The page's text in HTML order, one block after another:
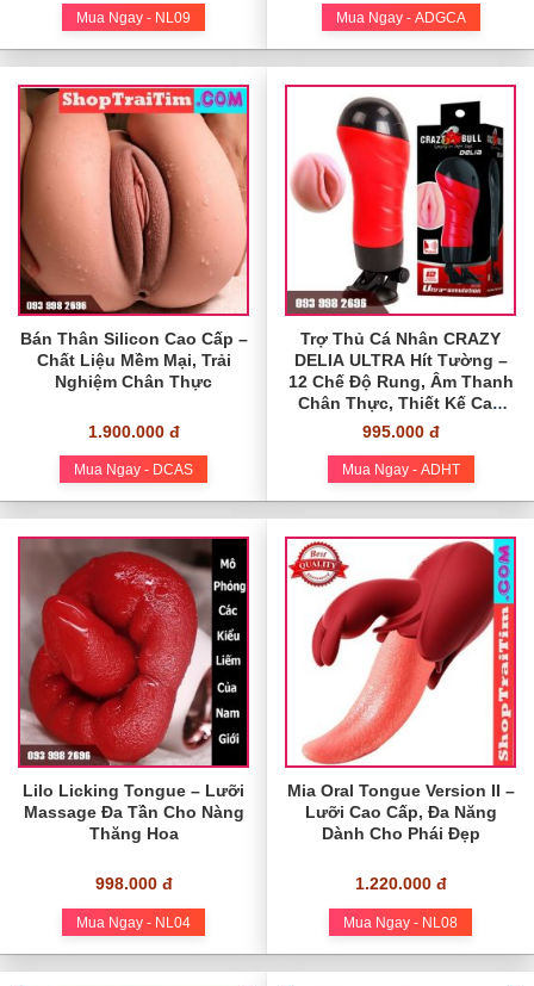
Mua Ngay - NL09 Mua Ngay - ADGCA
Bán Thân Silicon Cao Cấp –
Chất Liệu Mềm Mại, Trải
Nghiệm Chân Thực
1.900.000 đ
Mua Ngay - DCAS
Trợ Thủ Cá Nhân CRAZY
DELIA ULTRA Hít Tường –
12 Chế Độ Rung, Âm Thanh
Chân Thực, Thiết Kế Cao
Cấp
995.000 đ
Mua Ngay - ADHT
Lilo Licking Tongue – Lưỡi
Massage Đa Tần Cho Nàng
Thăng Hoa
998.000 đ
Mua Ngay - NL04
Mia Oral Tongue Version II –
Lưỡi Cao Cấp, Đa Năng
Dành Cho Phái Đẹp
1.220.000 đ
Mua Ngay - NL08